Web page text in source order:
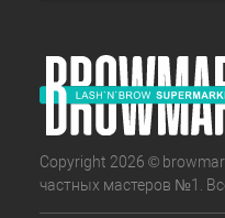
Copyright 2026 ©
частных мастеров №1.